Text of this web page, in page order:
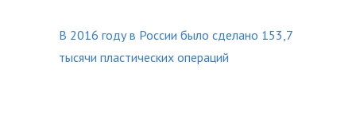
В 2016 году в России было сделано 153,7
тысячи пластических операций